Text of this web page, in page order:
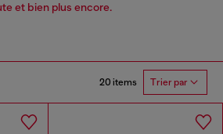
et bien plus encore.
20 items Trier par